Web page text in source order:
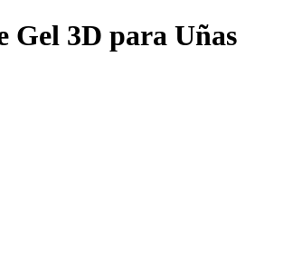
Gel 3D para Uñas